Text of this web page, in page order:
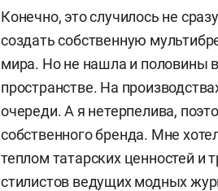
Конечно, это случилось не
создать собственную
мира. Но не нашла и половины
пространстве. На
очереди. А я нетерпелива,
собственного бренда. Мне
теплом татарских ценностей
стилистов ведущих модных